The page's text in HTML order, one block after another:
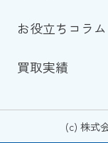
お役立ちコラム
買取実績
(c) 株式